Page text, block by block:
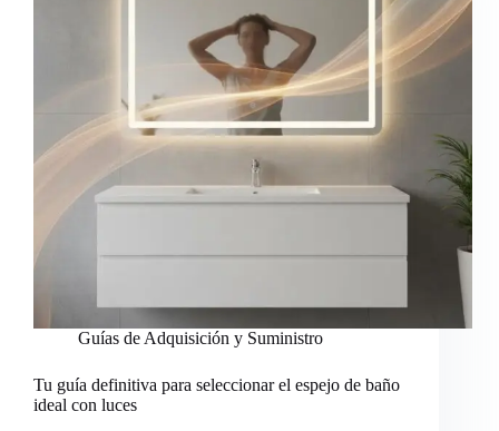
Guías de Adquisición y Suministro
Tu guía definitiva para seleccionar el espejo de baño
ideal con luces